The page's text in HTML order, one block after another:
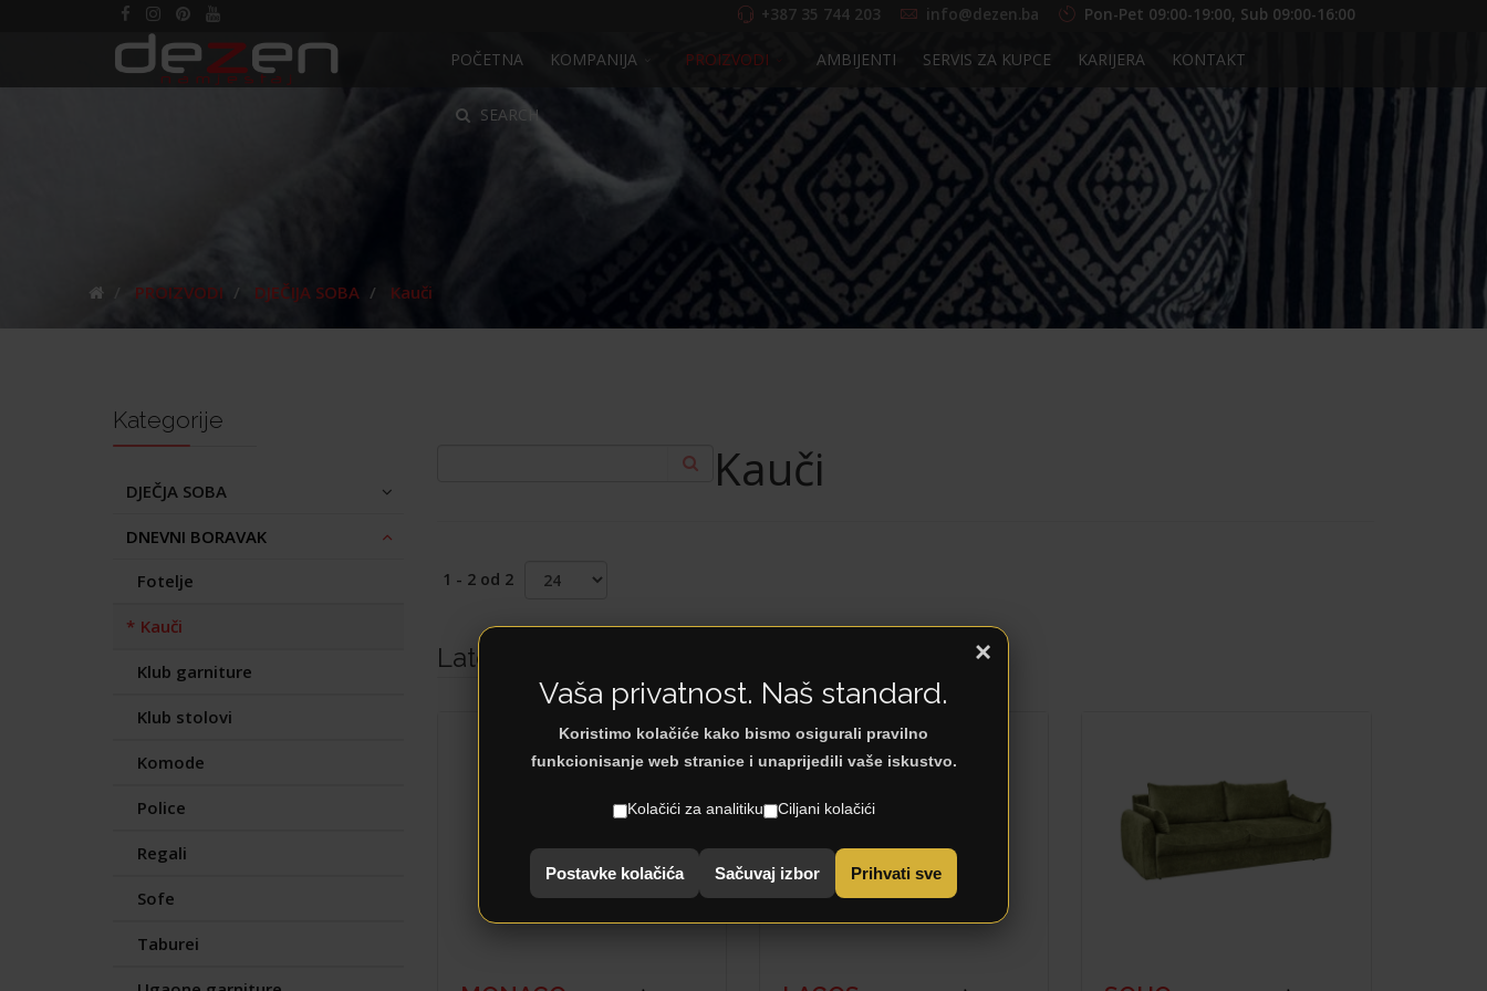
POČETNA KOMPANIJA PROIZVODI AMBIJENTI SERVIS ZA KUPCE KARIJERA KONTAKT
SEARCH
+387 35 744 203 info@dezen.ba Pon-Pet 09:00-19:00, Sub 09:00-16:00
PROIZVODI DJEČIJA SOBA Kauči
Kategorije
DJEČJA SOBA
DNEVNI BORAVAK
Fotelje
Kauči
Klub garniture
Klub stolovi
Komode
Police
Regali
Sofe
Taburei
Kauči
1 - 2 od 2
Latest Products ×
Vaša privatnost. Naš standard.
Koristimo kolačiće kako bismo osigurali pravilno
funkcionisanje web stranice i unaprijedili vaše iskustvo.
Kolačići za analitiku Ciljani kolačići
Postavke kolačića Sačuvaj izbor Prihvati sve